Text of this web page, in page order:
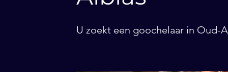
U zoekt een goochelaar in Oud-